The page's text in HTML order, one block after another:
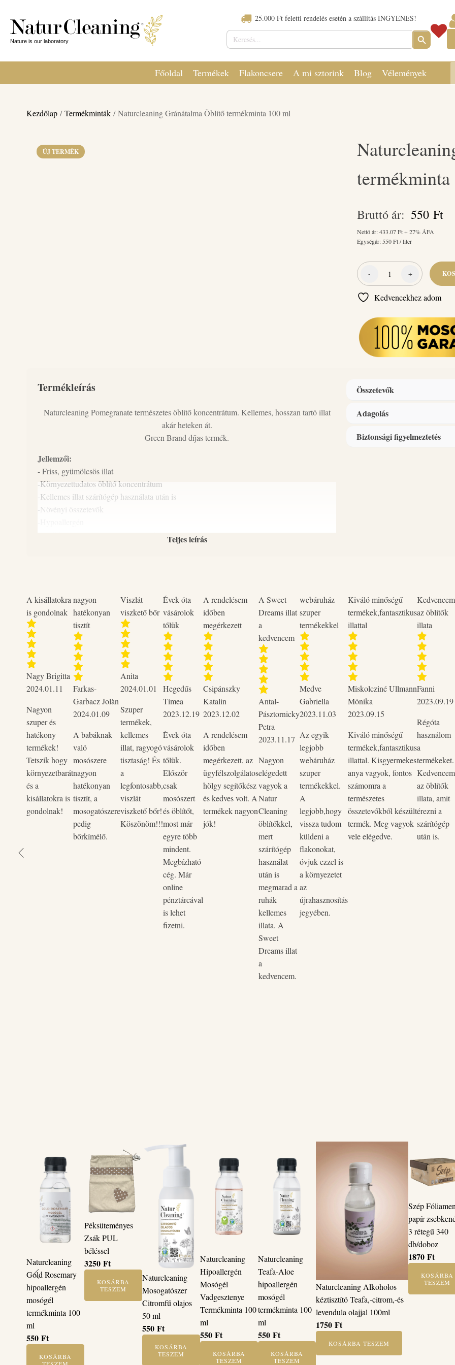
25.000 Ft feletti rendelés esetén a szállítás INGYENES!
Keresés:
SEARCH
BUTTON
Főoldal Termékek Flakoncsere A mi sztorink Blog Vélemények
Kezdőlap /Termékminták / Naturcleaning Gránátalma Öblítő termékminta 100 ml
ÚJ TERMÉK
Bruttó ár: 550 Ft
Nettó ár:433.07Ft + 27% ÁFA
Egységár: 550Ft / liter
-
Naturcleaning
Gránátalma
Öblítő
100
ml
+
Kedvencekhez adom
Termékleírás
Naturcleaning Pomegranate természetes öblítő koncentrátum. Kellemes, hosszan tartó illat
akár heteken át.
Green Brand díjas termék.
Jellemzői:
- Friss, gyümölcsös illat
-Környezettudatos öblítő koncentrátum
-Kellemes illat szárítógép használata után is
-Növényi összetevők
- Csökkenti a gyűrődést, ezáltal megkönnyítheti a vasalást
-foszfátmentes, klórmentes, parabénmentes, állatkísérlet mentes, pálmaolaj mentes, vegán
-Újratölthető flakon
Leírás:
A Naturcleaning Pomegranate öblítő koncentrátum puhává, kényelmes tapintásúvá varázsolja
ruháidat és hosszan tartó kellemes illattal kápráztat el. Élvezd, ahogy a gyengéd, kellemes
érzést keltő illat átjárja ruháidat és felpezsdít.
Naturcleaning öblítőink szárítógép használata után is kellemes illatú ruhákat biztosíthatnak.
Az öblítő hypoallergén, foszfátmentes, klórmentes, parabénmentes, állatkísérlet mentes,
pálmaolaj mentes, vegán, természetes összetevőkből készült (szójabab). Biológiailag jól
lebomló felületaktív anyagokat tartalmaz.
Természetes növényi eredetű összetételének köszönhetően nem szennyezi a környezetet. Nem
terheli élővizeinket, hiszen biológiailag teljesen lebomlik.
1 liter öblítőből 5liter öblítő készíthető. Hígítás során az öblítő illatának intenzitása csökken.
Teljes leírás
Összetevők
Összetevők:
Adagolás
Alkalmazás:1 kupak = 25 ml.
Biztonsági figyelmeztetés
A kisállatokra
is gondolnak
Nagy Brigitta
2024.01.11
Nagyon
szuper és
hatékony
termékek!
Tetszik hogy
környezetbarát
és a
kisállatokra is
gondolnak!
nagyon
hatékonyan
tisztít
Farkas-
Garbacz Jolàn
2024.01.09
A babáknak
való
mosószere
nagyon
hatékonyan
tisztít, a
mosogatószere
pedig
bőrkímélő.
Viszlát
viszkető bőr
Anita
2024.01.01
Szuper
termékek,
kellemes
illat, ragyogó
tisztaság! És
a
legfontosabb,
viszlát
viszkető bőr!
Köszönöm!!!
Évek óta
vásárolok
tőlük
Hegedűs
Tímea
2023.12.19
Évek óta
vásárolok
tőlük.
Először
csak
mosószert
és öblítőt,
most már
egyre több
mindent.
Megbízható
cég. Már
online
pénztárcával
is lehet
fizetni.
A rendelésem
időben
megérkezett
Csipánszky
Katalin
2023.12.02
A rendelésem
időben
megérkezett, az
ügyfélszolgálatos
hölgy segítőkész
és kedves volt. A
termékek nagyon
jók!
A Sweet
Dreams illat
a
kedvencem
Antal-
Pásztornicky
Petra
2023.11.17
Nagyon
elégedett
vagyok a
Natur
Cleaning
öblítőkkel,
mert
szárítógép
használat
után is
megmarad a
ruhák
kellemes
illata. A
Sweet
Dreams illat
a
kedvencem.
webáruház
szuper
termékekkel
Medve
Gabriella
2023.11.03
Az egyik
legjobb
webáruház
szuper
termékekkel.
A
legjobb,hogy
vissza tudom
küldeni a
flakonokat,
óvjuk ezzel is
a környezetet
az
újrahasznosítás
jegyében.
Kiváló minőségű
termékek,fantasztikus
illattal
Miskolcziné Ullmann
Mónika
2023.09.15
Kiváló minőségű
termékek,fantasztikus
illattal. Kisgyermekes
anya vagyok, fontos
számomra a
természetes
összetevőkből készült
termék. Meg vagyok
vele elégedve.
Kedvencem
az öblítők
illata
Fanni
2023.09.19
Régóta
használom
a
termékeket.
Kedvencem
az öblítők
illata, amit
érezni a
szárítógép
után is.
Naturcleaning
Gold Rosemary
hipoallergén
mosógél
termékminta 100
ml
550 Ft
KOSÁRBA
TESZEM
Péksüteményes
Zsák PUL
béléssel
3250 Ft
KOSÁRBA
TESZEM
Naturcleaning
Mosogatószer
Citromfű olajos
50 ml
550 Ft
KOSÁRBA
TESZEM
Naturcleaning
Hipoallergén
Mosógél
Vadgesztenye
Termékminta 100
ml
550 Ft
KOSÁRBA
TESZEM
Naturcleaning
Teafa-Aloe
hipoallergén
mosógél
termékminta 100
ml
550 Ft
KOSÁRBA
TESZEM
Naturcleaning Alkoholos
kéztisztító Teafa,-citrom,-és
levendula olajjal 100ml
1750 Ft
KOSÁRBA TESZEM
Szép
papír
3 rétegű 340
db/doboz
1870 Ft
KOSÁRBA
TESZEM